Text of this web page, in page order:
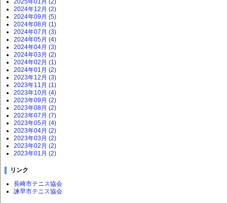
2025年01月 (2)
2024年12月 (2)
2024年09月 (5)
2024年08月 (1)
2024年07月 (3)
2024年05月 (4)
2024年04月 (3)
2024年03月 (2)
2024年02月 (1)
2024年01月 (2)
2023年12月 (3)
2023年11月 (1)
2023年10月 (4)
2023年09月 (2)
2023年08月 (2)
2023年07月 (7)
2023年05月 (4)
2023年04月 (2)
2023年03月 (2)
2023年02月 (2)
2023年01月 (2)
リンク
長崎市テニス協会
諫早市テニス協会